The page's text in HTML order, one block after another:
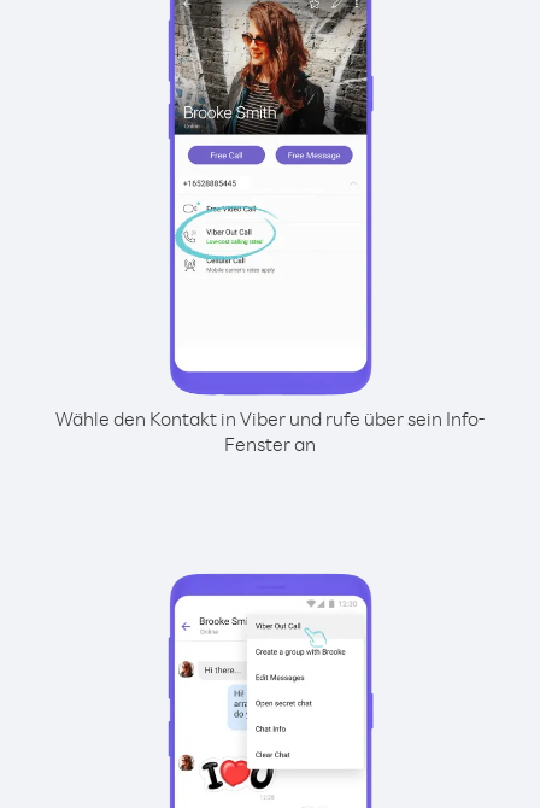
Wähle den Kontakt in Viber und rufe über sein Info-
Fenster an